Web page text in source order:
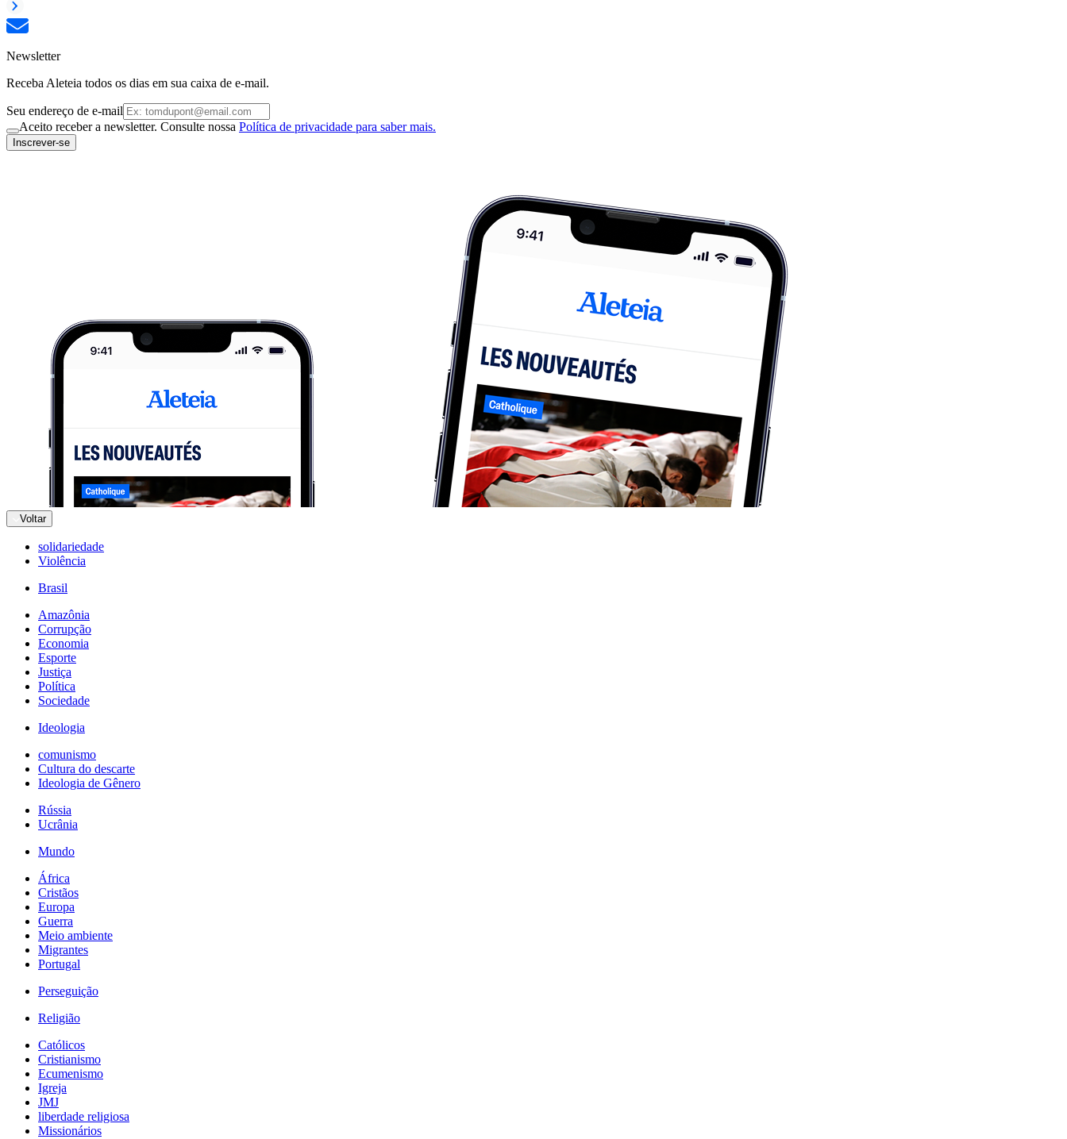
Newsletter
Receba Aleteia todos os dias em sua caixa de e-mail.
Seu endereço de e-mail
Aceito receber a newsletter. Consulte nossa Política de privacidade para saber mais.
Inscrever-se
Voltar
solidariedade
Violência
Brasil
Amazônia
Corrupção
Economia
Esporte
Justiça
Política
Sociedade
Ideologia
comunismo
Cultura do descarte
Ideologia de Gênero
Rússia
Ucrânia
Mundo
África
Cristãos
Europa
Guerra
Meio ambiente
Migrantes
Portugal
Perseguição
Religião
Católicos
Cristianismo
Ecumenismo
Igreja
JMJ
liberdade religiosa
Missionários